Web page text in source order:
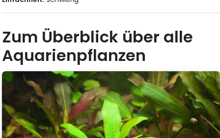
Zum Überblick über alle
Aquarienpflanzen